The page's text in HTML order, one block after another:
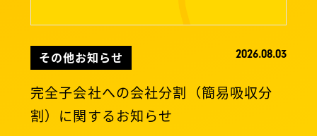
その他お知らせ 2026.08.03
完全子会社への会社分割（簡易吸収分
割）に関するお知らせ